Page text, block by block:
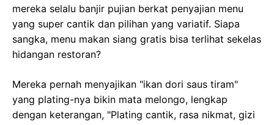
mereka selalu banjir pujian berkat penyajian menu
yang super cantik dan pilihan yang variatif. Siapa
sangka, menu makan siang gratis bisa terlihat sekelas
hidangan restoran?
Mereka pernah menyajikan "ikan dori saus tiram"
yang plating-nya bikin mata melongo, lengkap
dengan keterangan, "Plating cantik, rasa nikmat, gizi